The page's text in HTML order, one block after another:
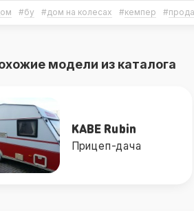
#бу #дом на колесах #кемпер #
модели из каталога
Europamodell
Прицеп-дача